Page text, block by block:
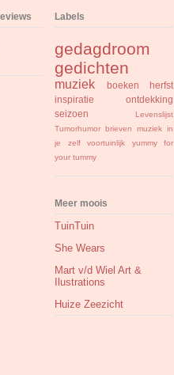
Labels
gedagdroom
gedichten
muziek boeken
herfst
inspiratie
ontdekking
seizoen
Levenslijst
Tumorhumor brieven
muziek in
je zelf
voortuinlijk
yummy for
your tummy
Meer moois
TuinTuin
She Wears
Mart v/d Wiel Art &
Ilustrations
Huize Zeezicht